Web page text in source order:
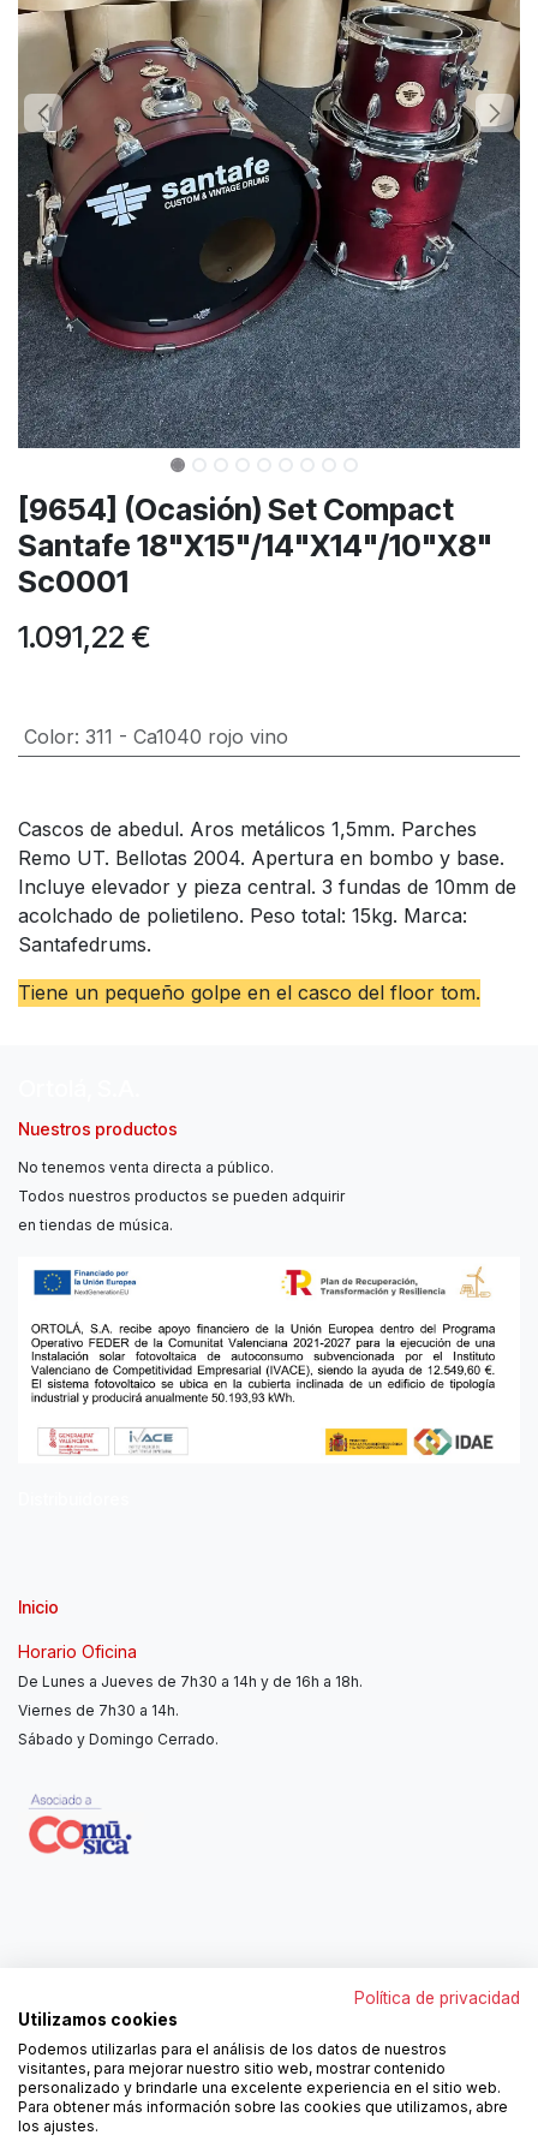
[9654] (Ocasión) Set Compact
Santafe 18"X15"/14"X14"/10"X8"
Sc0001
1.091,22 €
Color: 311 - Ca1040 rojo vino
Cascos de abedul. Aros metálicos 1,5mm. Parches
Remo UT. Bellotas 2004. Apertura en bombo y base.
Incluye elevador y pieza central. 3 fundas de 10mm de
acolchado de polietileno. Peso total: 15kg. Marca:
Santafedrums.
Tiene un pequeño golpe en el casco del floor tom.
Nuestros productos
No tenemos venta directa a público.
Todos nuestros productos se pueden adquirir
en tiendas de música.
Inicio
Horario Oficina
De Lunes a Jueves de 7h30 a 14h y de 16h a 18h.
Viernes de 7h30 a 14h.
Sábado y Domingo Cerrado.
962250313
606467807
ortola@ortola-sa.es
Av. d'Albaida, s/n
46840 La Pobla del Duc (Valencia)
Política de privacidad
Utilizamos cookies
Podemos utilizarlas para el análisis de los datos de nuestros
visitantes, para mejorar nuestro sitio web, mostrar contenido
personalizado y brindarle una excelente experiencia en el sitio web.
Para obtener más información sobre las cookies que utilizamos, abre
los ajustes.